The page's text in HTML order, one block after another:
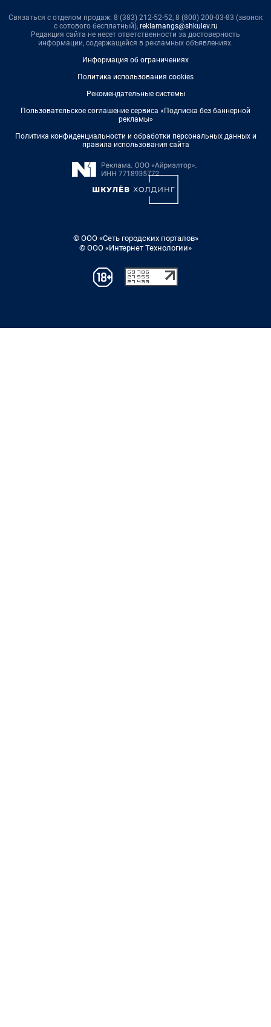
Связаться с отделом продаж: 8 (383) 212-52-52, 8 (800) 200-03-83 (звонок
с сотового бесплатный), reklamangs@shkulev.ru
Редакция сайта не несет ответственности за достоверность
информации, содержащейся в рекламных объявлениях.
Информация об ограничениях
Политика использования cookies
Рекомендательные системы
Пользовательское соглашение сервиса «Подписка без баннерной
рекламы»
Политика конфиденциальности и обработки персональных данных и
правила использования сайта
© ООО «Сеть городских порталов»
© ООО «Интернет Технологии»